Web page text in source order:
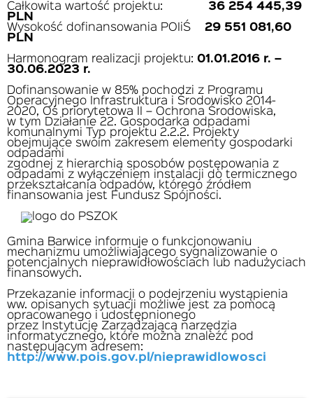
Całkowita wartość projektu: 36 254 445,39
PLN
Wysokość dofinansowania POIiŚ 29 551 081,60
PLN
Harmonogram realizacji projektu: 01.01.2016 r. –
30.06.2023 r.
Dofinansowanie w 85% pochodzi z Programu
Operacyjnego Infrastruktura i Środowisko 2014-
2020, Oś priorytetowa II – Ochrona Środowiska,
w tym Działanie 22. Gospodarka odpadami
komunalnymi Typ projektu 2.2.2. Projekty
obejmujące swoim zakresem elementy gospodarki
odpadami
zgodnej z hierarchią sposobów postępowania z
odpadami z wyłączeniem instalacji do termicznego
przekształcania odpadów, którego źródłem
finansowania jest Fundusz Spójności.
Gmina Barwice informuje o funkcjonowaniu
mechanizmu umożliwiającego sygnalizowanie o
potencjalnych nieprawidłowościach lub nadużyciach
finansowych.
Przekazanie informacji o podejrzeniu wystąpienia
ww. opisanych sytuacji możliwe jest za pomocą
opracowanego i udostępnionego
przez Instytucję Zarządzającą narzędzia
informatycznego, które można znaleźć pod
następującym adresem:
http://www.pois.gov.pl/nieprawidlowosci